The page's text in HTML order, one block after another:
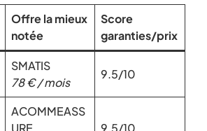
Offre la mieux
notée
Score
garanties/prix
SMATIS
78 € / mois
9.5/10
ACOMMEASS
URE
9.5/10